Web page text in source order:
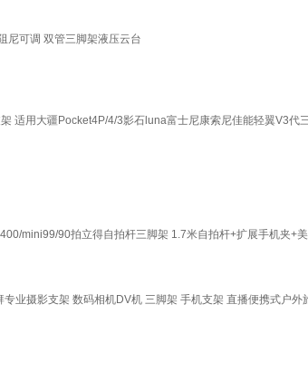
尼可调 双管三脚架液压云台
适用大疆Pocket4P/4/3影石luna富士尼康索尼佳能轻翼V3代
mini99/90拍立得自拍杆三脚架 1.7米自拍杆+扩展手机夹+
业摄影支架 数码相机DV机 三脚架 手机支架 直播便携式户外